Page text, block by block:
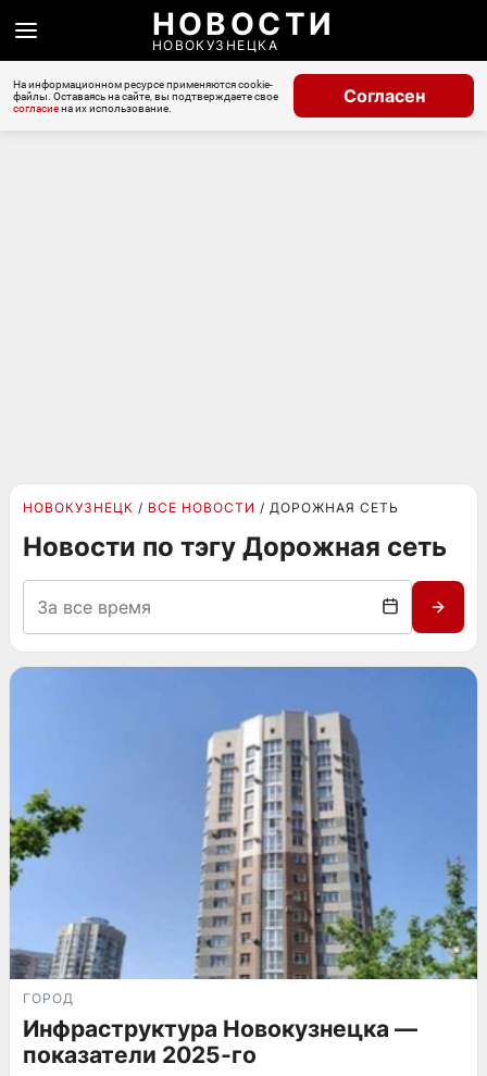
НОВОСТИ
НОВОКУЗНЕЦКА
На информационном ресурсе применяются cookie-
файлы. Оставаясь на сайте, вы подтверждаете свое
согласиена их использование.
Согласен
НОВОКУЗНЕЦК ВСЕ НОВОСТИ ДОРОЖНАЯ СЕТЬ
Новости по тэгу Дорожная сеть
ГОРОД
Инфраструктура Новокузнецка —
показатели 2025-го